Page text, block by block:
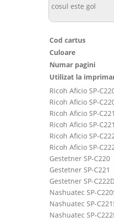
cosul este gol
Cod cartus
Culoare
Numar pagini
Utilizat la
Ricoh Aficio SP-
Ricoh Aficio SP-
Ricoh Aficio SP-
Ricoh Aficio SP-
Ricoh Aficio SP-
Ricoh Aficio SP-
Gestetner SP-C220
Gestetner SP-C221
Gestetner SP-
Nashuatec SP-
Nashuatec SP-
Nashuatec SP-